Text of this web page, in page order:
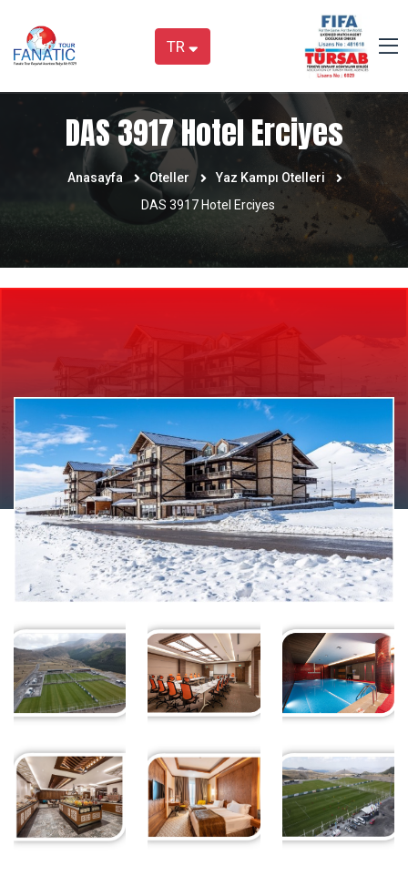
TR
DAS 3917 Hotel Erciyes
Anasayfa Oteller
Yaz Kampı Otelleri
DAS 3917 Hotel Erciyes